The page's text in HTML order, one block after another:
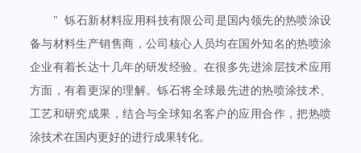
" 铄石新材料应用科技有限公司是国内领先的热喷涂设
备与材料生产销售商，公司核心人员均在国外知名的热喷涂
企业有着长达十几年的研发经验。在很多先进涂层技术应用
方面，有着更深的理解。铄石将全球最先进的热喷涂技术、
工艺和研究成果，结合与全球知名客户的应用合作，把热喷
涂技术在国内更好的进行成果转化。